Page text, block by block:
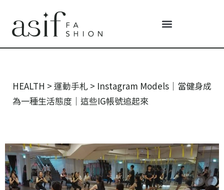
HEALTH > 運動手札 > Instagram Models｜當健身成
為一種生活態度｜這些IG帳號追起來